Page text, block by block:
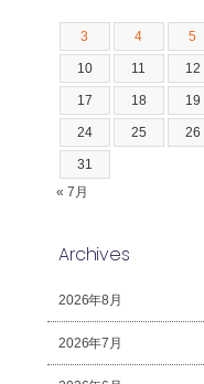
3 4 5
10 11 12
17 18 19
24 25 26
31
« 7月
Archives
2026年8月
2026年7月